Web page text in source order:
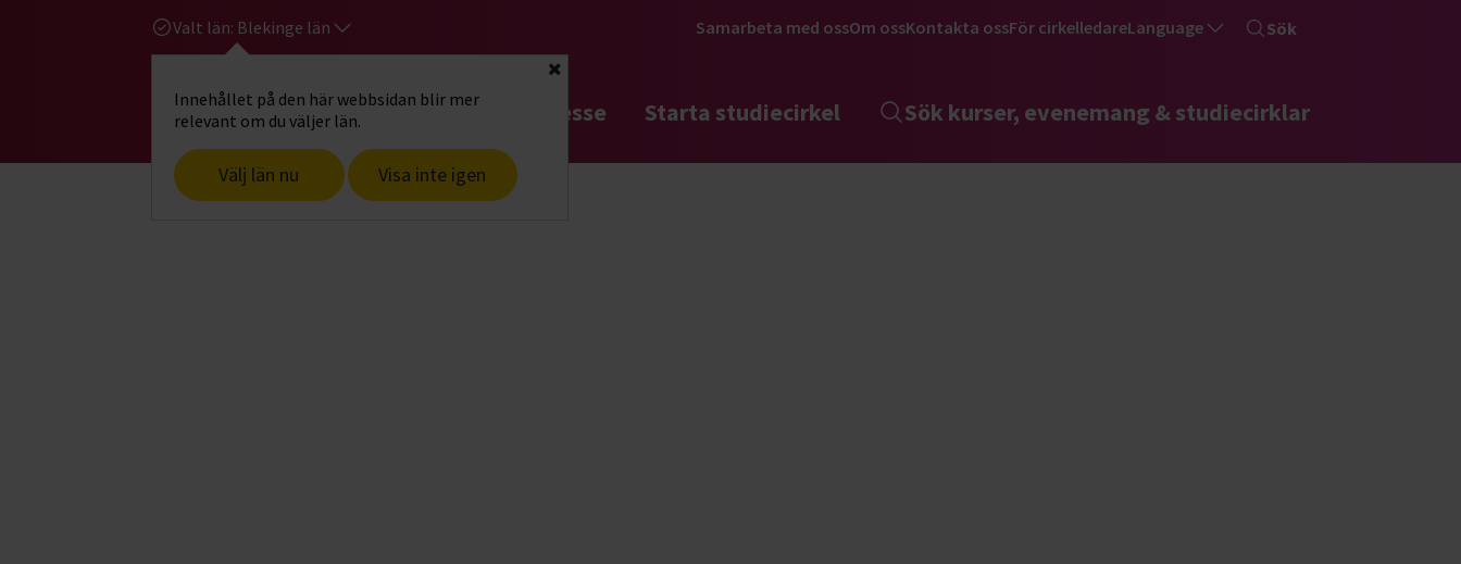
Valt län: Blekinge län
Innehållet på den här webbsidan blir mer
relevant om du väljer län.
Välj län nu Visa inte igen
Stäng
Samarbeta med ossOm ossKontakta ossFör cirkelledareLanguage Sök
Gå till studiefrämjandets startsidaHitta intresse Starta studiecirkel Sök kurser, evenemang & studiecirklar